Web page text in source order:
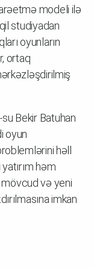
modeli ilə
studiyadan
oyunların
ortaq
Bekir Batuhan
oyun
həll
həm
mövcud və yeni
imkan